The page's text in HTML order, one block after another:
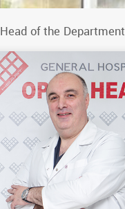
Head of the Department